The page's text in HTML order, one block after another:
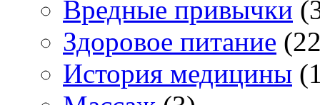
Вредные привычки
Здоровое питание
История медицины